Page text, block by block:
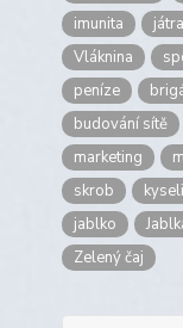
imunita
játra
Vláknina
peníze
budování sítě
marketing
skrob
jablko
Zelený čaj